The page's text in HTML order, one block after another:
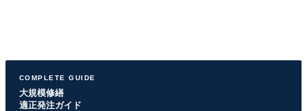
COMPLETE GUIDE
大規模修繕
適正発注ガイド